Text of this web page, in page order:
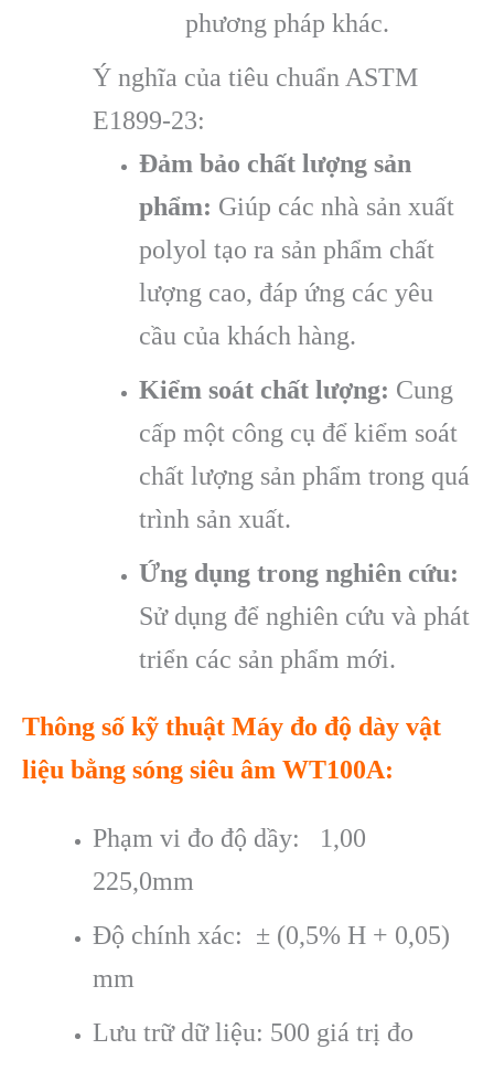
phương pháp khác.
Ý nghĩa của tiêu chuẩn ASTM
E1899-23:
Đảm bảo chất lượng sản
phẩm: Giúp các nhà sản xuất
polyol tạo ra sản phẩm chất
lượng cao, đáp ứng các yêu
cầu của khách hàng.
Kiểm soát chất lượng: Cung
cấp một công cụ để kiểm soát
chất lượng sản phẩm trong quá
trình sản xuất.
Ứng dụng trong nghiên cứu:
Sử dụng để nghiên cứu và phát
triển các sản phẩm mới.
Thông số kỹ thuật Máy đo độ dày vật
liệu bằng sóng siêu âm WT100A:
Phạm vi đo độ dầy: 1,00
225,0mm
Độ chính xác: ± (0,5% H + 0,05)
mm
Lưu trữ dữ liệu: 500 giá trị đo